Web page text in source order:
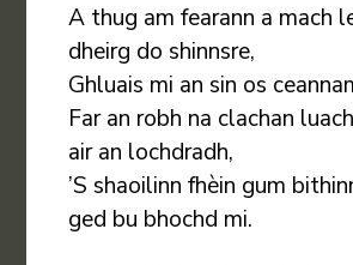
A thug am fearann a mach
dheirg do shinnsre,
Ghluais mi an sin os
Far an robh na clachan
air an lochdradh,
’S shaoilinn fhèin gum
ged bu bhochd mi.